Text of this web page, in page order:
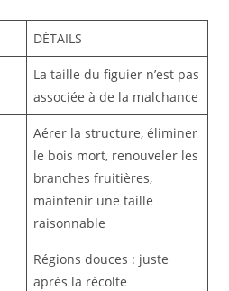
DÉTAILS
La taille du figuier n’est pas
associée à de la malchance
Aérer la structure, éliminer
le bois mort, renouveler les
branches fruitières,
maintenir une taille
raisonnable
Régions douces : juste
après la récolte